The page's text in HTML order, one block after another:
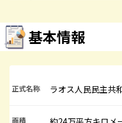
基本情報
正式名称 ラオス人民民主共
面積